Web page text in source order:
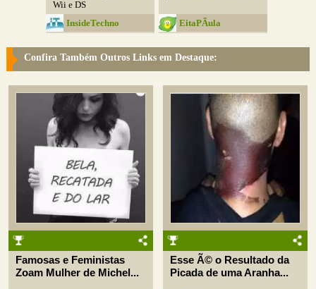
Wii e DS
InsideTechno
EitaPÃ­ula
Confira Também Outros Links em Destaque:
Famosas e Feministas
Zoam Mulher de Michel...
Esse Ã© o Resultado da
Picada de uma Aranha...